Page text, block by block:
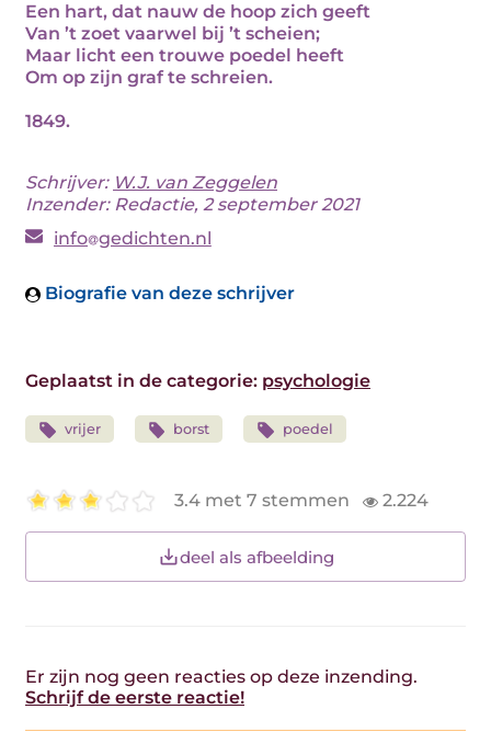
Een hart, dat nauw de hoop zich geeft
Van ’t zoet vaarwel bij ’t scheien;
Maar licht een trouwe poedel heeft
Om op zijn graf te schreien.
1849.
Schrijver: W.J. van Zeggelen
Inzender: Redactie, 2 september 2021
info gedichten.nl
Biografie van deze schrijver
Geplaatst in de categorie: psychologie
vrijer borst poedel
3.4 met 7 stemmen 2.224
deel als afbeelding
Er zijn nog geen reacties op deze inzending.
Schrijf de eerste reactie!